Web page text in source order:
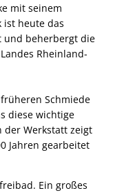
mit seinem
ist heute das
und beherbergt die
Rheinland-
Schmiede
diese wichtige
der Werkstatt zeigt
Jahren gearbeitet
Ein großes